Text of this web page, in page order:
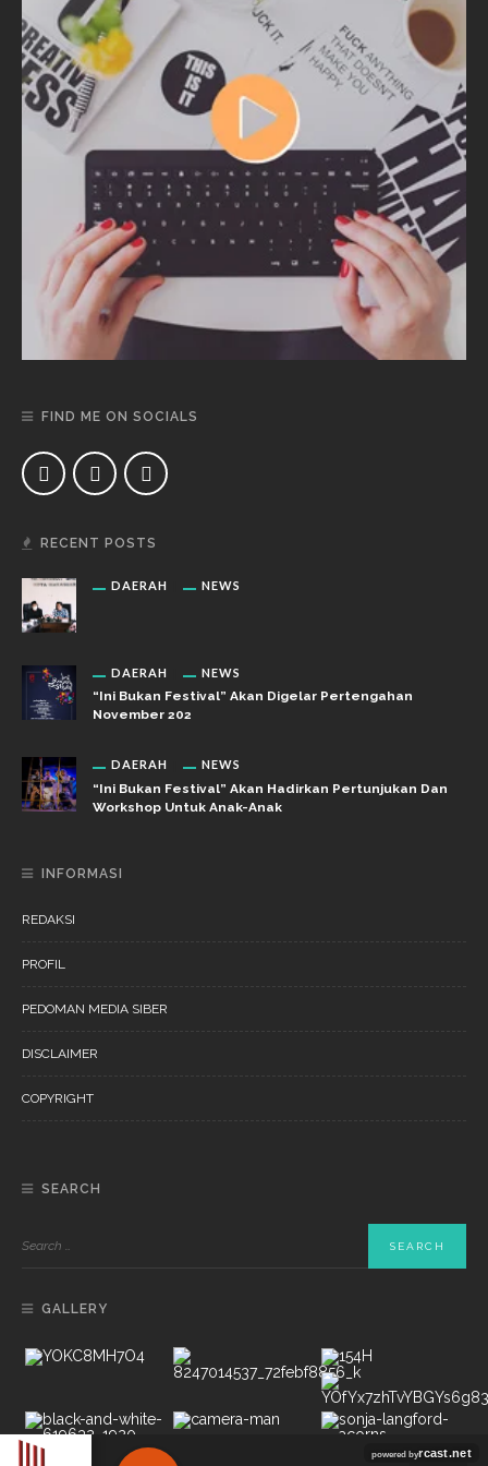
FIND ME ON SOCIALS
RECENT POSTS
DAERAH NEWS
DAERAH NEWS
“Ini Bukan Festival” Akan Digelar Pertengahan
November 202
DAERAH NEWS
“Ini Bukan Festival” Akan Hadirkan Pertunjukan Dan
Workshop Untuk Anak-Anak
INFORMASI
REDAKSI
PROFIL
PEDOMAN MEDIA SIBER
DISCLAIMER
COPYRIGHT
SEARCH
GALLERY